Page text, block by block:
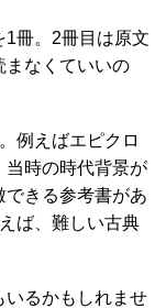
1冊。2冊目は原文
まなくていいの
例えばエピクロ
当時の時代背景が
きる参考書があ
ば、難しい古典
いるかもしれませ